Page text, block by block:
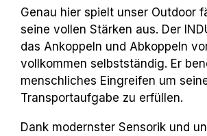
Genau hier spielt unser Outdoor
seine vollen Stärken aus. Der
das Ankoppeln und Abkoppeln
vollkommen selbstständig. Er
menschliches Eingreifen um
Transportaufgabe zu erfüllen.
Dank modernster Sensorik und